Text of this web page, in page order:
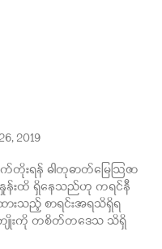
2019
းရန် ဓါတုဓာတ်မြေဩဇာ
နှုန်းထိ ရှိနေသည်ဟု ကရင်နီ
းသည့် စာရင်းအရသိရှိရ
ကျိုးကို တစိတ်တဒေသ သိရှိ